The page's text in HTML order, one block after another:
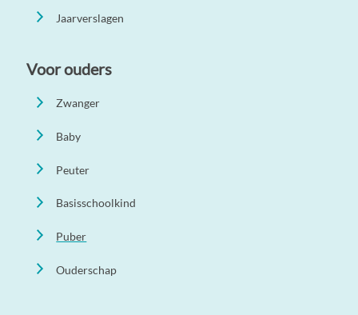
Jaarverslagen
Voor ouders
Zwanger
Baby
Peuter
Basisschoolkind
Puber
Ouderschap